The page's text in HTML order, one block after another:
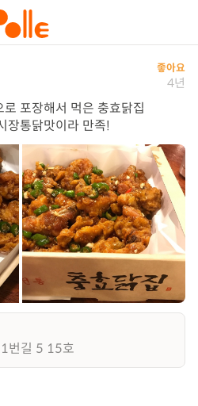
좋아요
4년
포장해서 먹은 충효닭집
장통닭맛이라 만족!
번길 5 15호